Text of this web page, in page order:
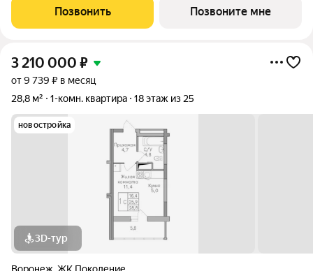
доступности. Активное благоустройство: спортивные
тренажеры, комфортные детские
Позвонить Позвоните мне
3 210 000 ₽
от 9 739 ₽ в месяц
28,8 м²
1-комн. квартира 18 этаж из 25
новостройка
3D-тур